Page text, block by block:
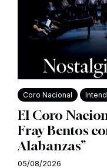
Coro Nacional
El Coro
Fray Bentos
Alabanzas”
05/08/2026